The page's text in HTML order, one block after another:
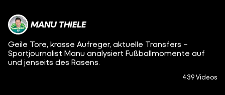
MANU THIELE
Geile Tore, krasse Aufreger, aktuelle Transfers –
Sportjournalist Manu analysiert Fußballmomente auf
und jenseits des Rasens.
439 Videos